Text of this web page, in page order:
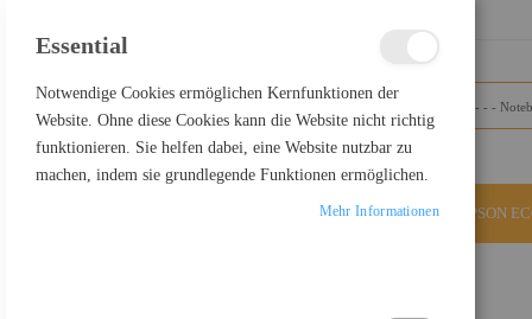
EPSON
Essential
Notwendige Cookies ermöglichen Kernfunktionen der
Website. Ohne diese Cookies kann die Website nicht richtig
funktionieren. Sie helfen dabei, eine Website nutzbar zu
machen, indem sie grundlegende Funktionen ermöglichen.
Mehr Informationen